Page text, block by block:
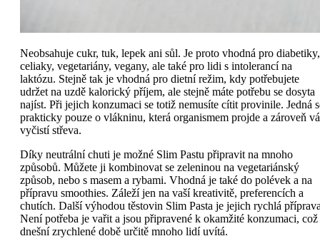
Neobsahuje cukr, tuk, lepek ani sůl. Je proto vhodná pro diabetiky,
celiaky, vegetariány, vegany, ale také pro lidi s intolerancí na
laktózu. Stejně tak je vhodná pro dietní režim, kdy potřebujete
udržet na uzdě kalorický příjem, ale stejně máte potřebu se dosyta
najíst. Při jejich konzumaci se totiž nemusíte cítit provinile. Jedná
prakticky pouze o vlákninu, která organismem projde a zároveň
vyčistí střeva.
Díky neutrální chuti je možné Slim Pastu připravit na mnoho
způsobů. Můžete ji kombinovat se zeleninou na vegetariánský
způsob, nebo s masem a rybami. Vhodná je také do polévek a na
přípravu smoothies. Záleží jen na vaší kreativitě, preferencích a
chutích. Další výhodou těstovin Slim Pasta je jejich rychlá
Není potřeba je vařit a jsou připravené k okamžité konzumaci,
dnešní zrychlené době určitě mnoho lidí uvítá.